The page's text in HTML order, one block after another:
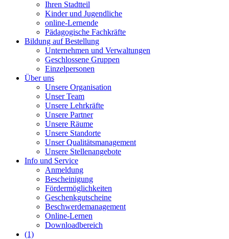
Ihren Stadtteil
Kinder und Jugendliche
online-Lernende
Pädagogische Fachkräfte
Bildung auf Bestellung
Unternehmen und Verwaltungen
Geschlossene Gruppen
Einzelpersonen
Über uns
Unsere Organisation
Unser Team
Unsere Lehrkräfte
Unsere Partner
Unsere Räume
Unsere Standorte
Unser Qualitätsmanagement
Unsere Stellenangebote
Info und Service
Anmeldung
Bescheinigung
Fördermöglichkeiten
Geschenkgutscheine
Beschwerdemanagement
Online-Lernen
Downloadbereich
(1)